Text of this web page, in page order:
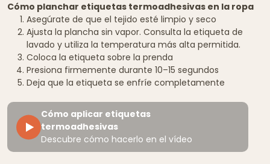
Cómo planchar etiquetas termoadhesivas en la ropa
Asegúrate de que el tejido esté limpio y seco
Ajusta la plancha sin vapor. Consulta la etiqueta de
lavado y utiliza la temperatura más alta permitida.
Coloca la etiqueta sobre la prenda
Presiona firmemente durante 10–15 segundos
Deja que la etiqueta se enfríe completamente
Cómo aplicar etiquetas
termoadhesivas
Descubre cómo hacerlo en el vídeo